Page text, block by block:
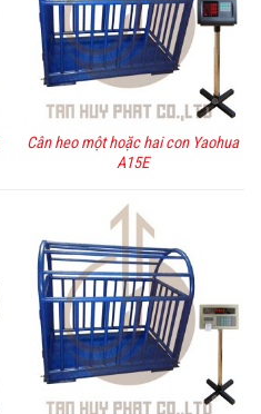
Cân heo một hoặc hai con Yaohua
A15E